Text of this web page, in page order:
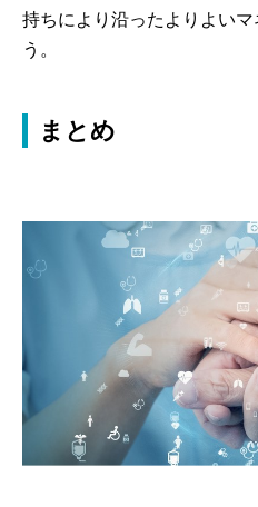
持ちにより沿ったよりよい
う。
まとめ